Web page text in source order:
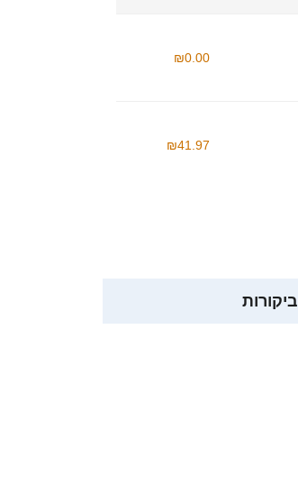
₪0.00
₪41.97
ביקורות